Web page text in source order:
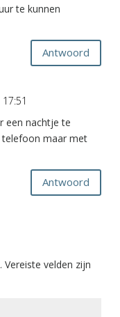
te kunnen
Antwoord
een nachtje te
telefoon maar met
Antwoord
Vereiste velden zijn